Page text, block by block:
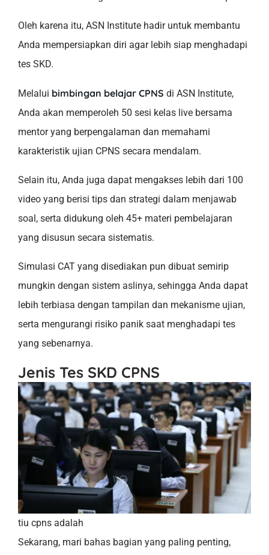
Oleh karena itu, ASN Institute hadir untuk membantu
Anda mempersiapkan diri agar lebih siap menghadapi
tes SKD.
Melalui bimbingan belajar CPNS di ASN Institute,
Anda akan memperoleh 50 sesi kelas live bersama
mentor yang berpengalaman dan memahami
karakteristik ujian CPNS secara mendalam.
Selain itu, Anda juga dapat mengakses lebih dari 100
video yang berisi tips dan strategi dalam menjawab
soal, serta didukung oleh 45+ materi pembelajaran
yang disusun secara sistematis.
Simulasi CAT yang disediakan pun dibuat semirip
mungkin dengan sistem aslinya, sehingga Anda dapat
lebih terbiasa dengan tampilan dan mekanisme ujian,
serta mengurangi risiko panik saat menghadapi tes
yang sebenarnya.
Jenis Tes SKD CPNS
tiu cpns adalah
Sekarang, mari bahas bagian yang paling penting,